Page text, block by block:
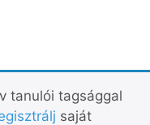
tanulói tagsággal
saját